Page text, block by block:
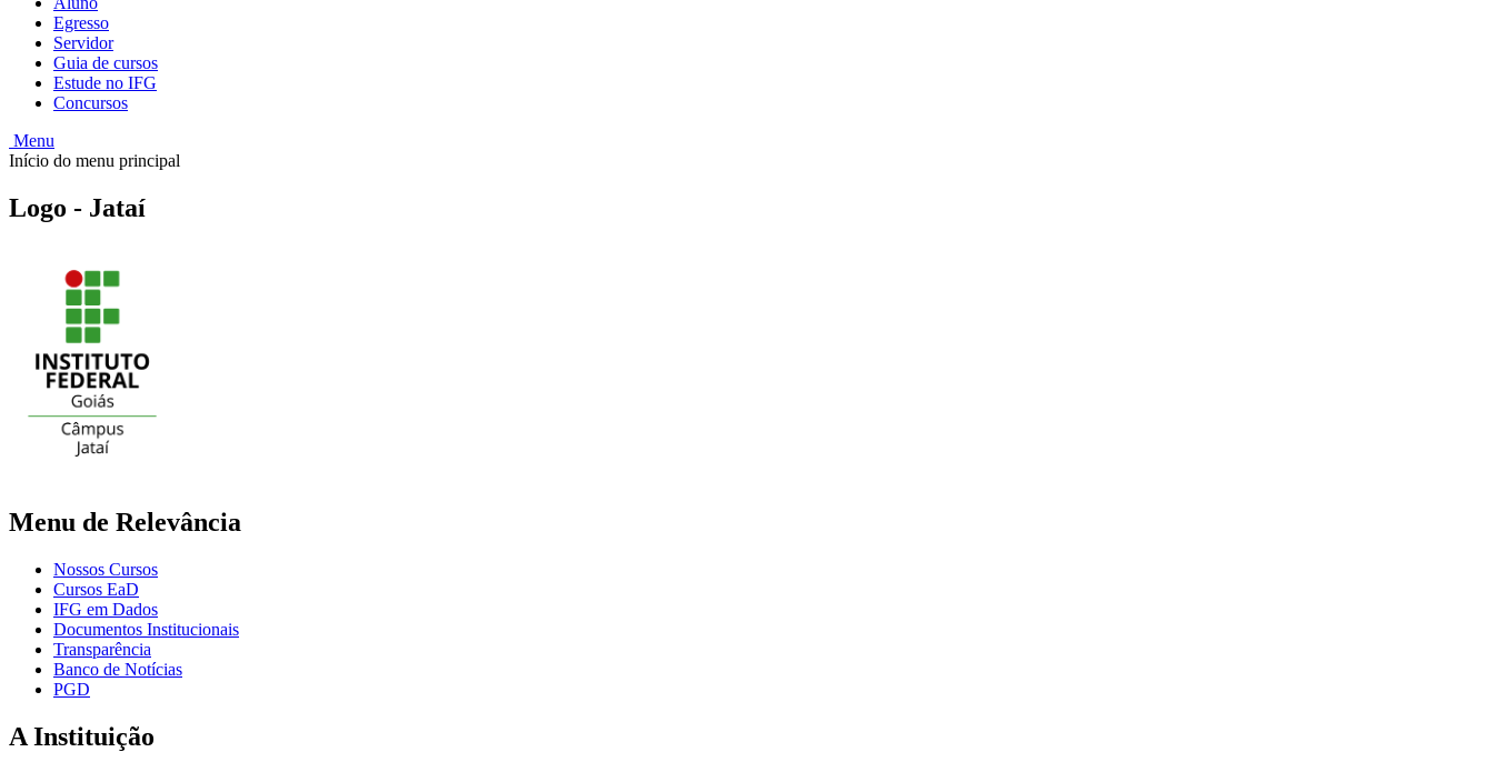
Egresso
Servidor
Guia de cursos
Estude no IFG
Concursos
Menu
Início do menu principal
Logo - Jataí
Menu de Relevância
Nossos Cursos
Cursos EaD
IFG em Dados
Documentos Institucionais
Transparência
Banco de Notícias
PGD
A Instituição